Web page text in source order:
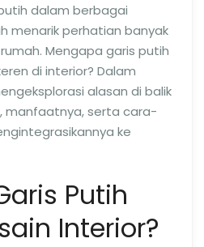
dalam berbagai
menarik perhatian banyak
Mengapa garis putih
di interior? Dalam
alasan di balik
manfaatnya, serta cara-
ke
Putih
Interior?